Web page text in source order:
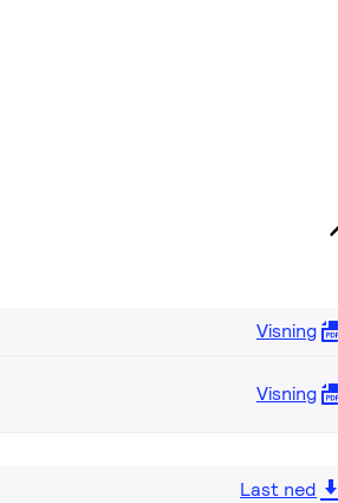
Visning
Visning
Last ned